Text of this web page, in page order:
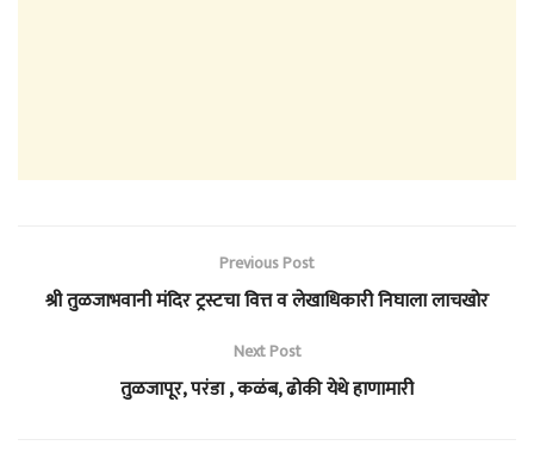
Previous Post
श्री तुळजाभवानी मंदिर ट्रस्टचा वित्त व लेखाधिकारी निघाला लाचखोर
Next Post
तुळजापूर, परंडा , कळंब, ढोकी येथे हाणामारी